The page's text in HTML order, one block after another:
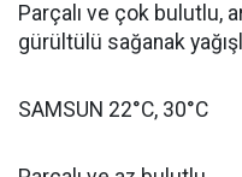
Parçalı ve çok bulutlu,
gürültülü sağanak
SAMSUN 22°C, 30°C